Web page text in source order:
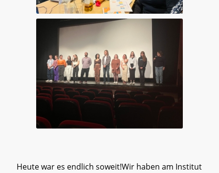
Heute war es endlich soweit!Wir haben am Institut